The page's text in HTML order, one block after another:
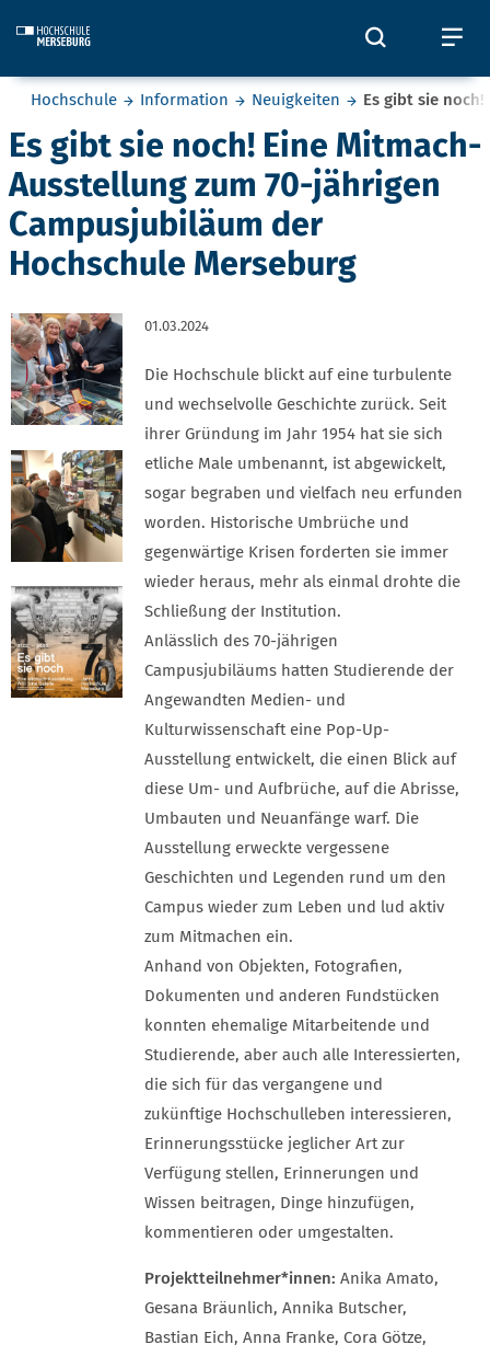
Öffnet
Sie befinden sich hier:
Hochschule Information Neuigkeiten Es gibt sie
Es gibt sie noch! Eine Mitmach-
Ausstellung zum 70-jährigen
Campusjubiläum der
Hochschule Merseburg
01.03.2024
Die Hochschule blickt auf eine turbulente
und wechselvolle Geschichte zurück. Seit
ihrer Gründung im Jahr 1954 hat sie sich
etliche Male umbenannt, ist abgewickelt,
sogar begraben und vielfach neu erfunden
worden. Historische Umbrüche und
gegenwärtige Krisen forderten sie immer
wieder heraus, mehr als einmal drohte die
Schließung der Institution.
Anlässlich des 70-jährigen
Campusjubiläums hatten Studierende der
Angewandten Medien- und
Kulturwissenschaft eine Pop-Up-
Ausstellung entwickelt, die einen Blick auf
diese Um- und Aufbrüche, auf die Abrisse,
Umbauten und Neuanfänge warf. Die
Ausstellung erweckte vergessene
Geschichten und Legenden rund um den
Campus wieder zum Leben und lud aktiv
zum Mitmachen ein.
Anhand von Objekten, Fotografien,
Dokumenten und anderen Fundstücken
konnten ehemalige Mitarbeitende und
Studierende, aber auch alle Interessierten,
die sich für das vergangene und
zukünftige Hochschulleben interessieren,
Erinnerungsstücke jeglicher Art zur
Verfügung stellen, Erinnerungen und
Wissen beitragen, Dinge hinzufügen,
kommentieren oder umgestalten.
Projektteilnehmer*innen: Anika Amato,
Gesana Bräunlich, Annika Butscher,
Bastian Eich, Anna Franke, Cora Götze,